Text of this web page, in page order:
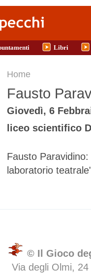
Libri
Tu sei qui
Home
Fausto
Giovedì, 6
liceo scientifico
Fausto
laboratorio
© Il Gioco
Via degli Olmi,